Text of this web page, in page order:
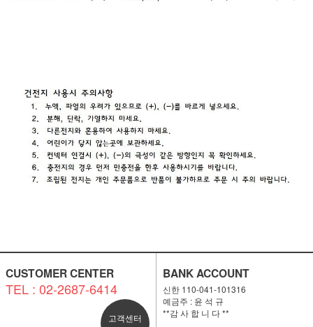
CUSTOMER CENTER
TEL : 02-2687-6414
고객센터
BANK ACCOUNT
신한 110-041-101316
예금주 : 윤 석 규
**감 사 합 니 다 **